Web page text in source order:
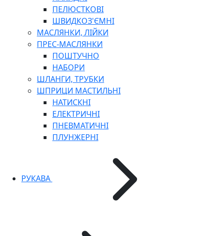
ПЕЛЮСТКОВІ
ШВИДКОЗ'ЄМНІ
МАСЛЯНКИ, ЛІЙКИ
ПРЕС-МАСЛЯНКИ
ПОШТУЧНО
НАБОРИ
ШЛАНГИ, ТРУБКИ
ШПРИЦИ МАСТИЛЬНІ
НАТИСКНІ
ЕЛЕКТРИЧНІ
ПНЕВМАТИЧНІ
ПЛУНЖЕРНІ
РУКАВА